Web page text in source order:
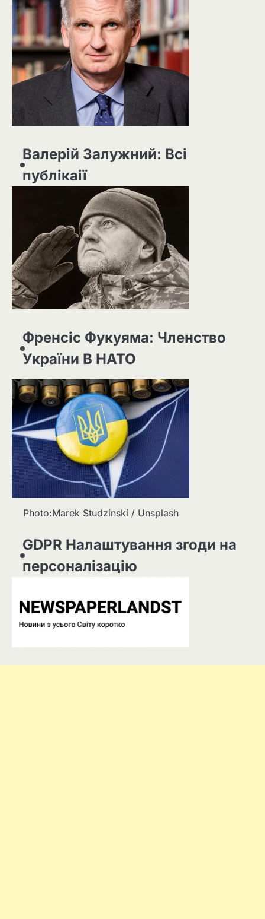
Валерій Залужний: Всі
публікаії
Френсіс Фукуяма: Членство
України В НАТО
Photo:Marek Studzinski / Unsplash
GDPR Налаштування згоди на
персоналізацію